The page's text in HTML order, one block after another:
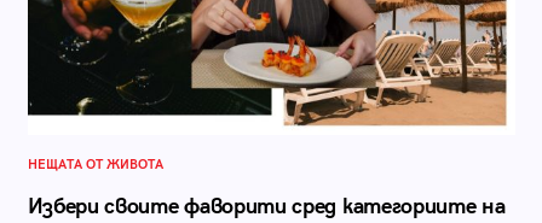
НЕЩАТА ОТ ЖИВОТА
Избери своите фаворити сред категориите на